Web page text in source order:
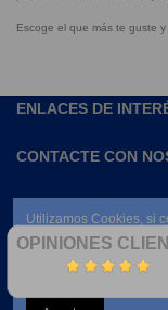
Escoge el que más te guste
ENLACES DE
CONTACTE CON
OPINIONES
Utilizamos Cookies, si
uso.
Leer condiciones